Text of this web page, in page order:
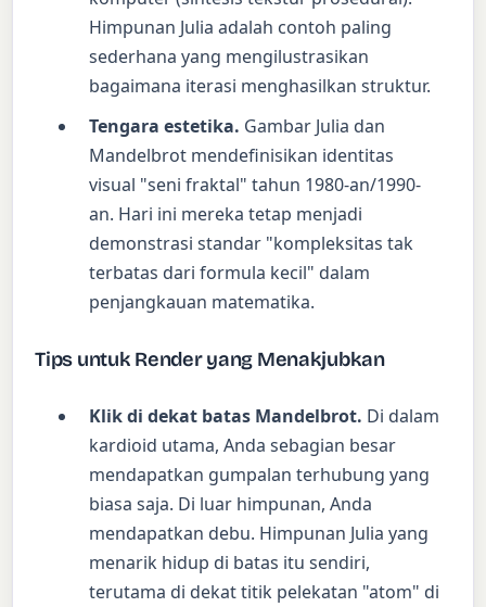
Himpunan Julia adalah contoh paling
sederhana yang mengilustrasikan
bagaimana iterasi menghasilkan struktur.
Tengara estetika. Gambar Julia dan
Mandelbrot mendefinisikan identitas
visual "seni fraktal" tahun 1980-an/1990-
an. Hari ini mereka tetap menjadi
demonstrasi standar "kompleksitas tak
terbatas dari formula kecil" dalam
penjangkauan matematika.
Tips untuk Render yang Menakjubkan
Klik di dekat batas Mandelbrot. Di dalam
kardioid utama, Anda sebagian besar
mendapatkan gumpalan terhubung yang
biasa saja. Di luar himpunan, Anda
mendapatkan debu. Himpunan Julia yang
menarik hidup di batas itu sendiri,
terutama di dekat titik pelekatan "atom" di